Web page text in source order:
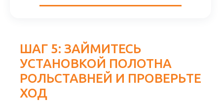
ШАГ 5: ЗАЙМИТЕСЬ
УСТАНОВКОЙ ПОЛОТНА
РОЛЬСТАВНЕЙ И ПРОВЕРЬТЕ
ХОД